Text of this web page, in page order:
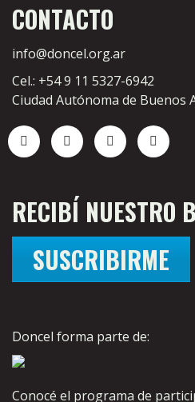
CONTACTO
info@doncel.org.ar
Cel.: +54 9 11 5327-6942
Ciudad Autónoma de Buenos
RECIBÍ NUESTRO
SUSCRIBIRME
Doncel forma parte de:
Conocé el programa de